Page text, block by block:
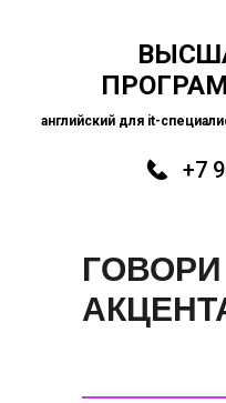
английский для it-
+7